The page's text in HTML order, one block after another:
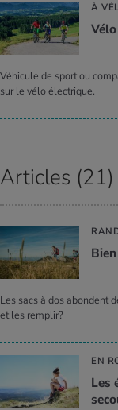
À
Véhicule de sport ou
sur le vélo électrique.
Articles (21)
Les sacs à dos abondent
et les remplir?
EN
Les